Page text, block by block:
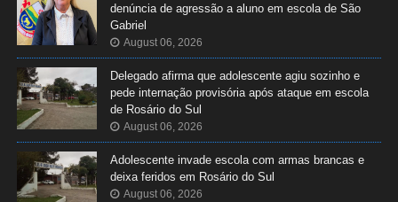
denúncia de agressão a aluno em escola de São
Gabriel
August 06, 2026
Delegado afirma que adolescente agiu sozinho e
pede internação provisória após ataque em escola
de Rosário do Sul
August 06, 2026
Adolescente invade escola com armas brancas e
deixa feridos em Rosário do Sul
August 06, 2026